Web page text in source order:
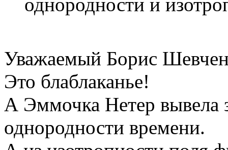
однородности и
Уважаемый Борис
Это блаблаканье!
А Эммочка Нетер вывела
однородности времени.